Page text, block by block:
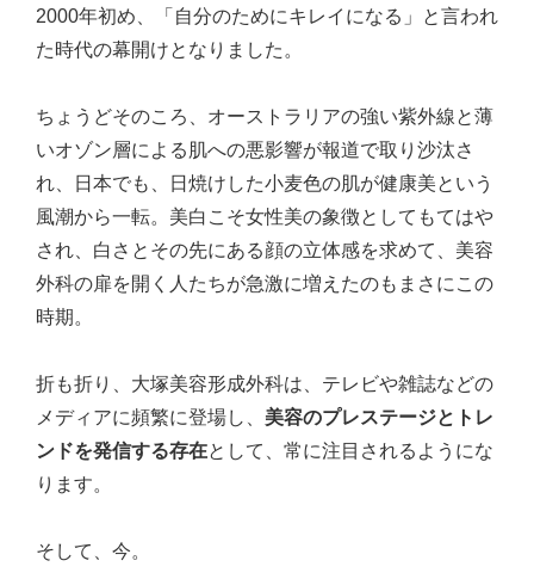
2000年初め、「自分のためにキレイになる」と言われ
た時代の幕開けとなりました。
ちょうどそのころ、オーストラリアの強い紫外線と薄
いオゾン層による肌への悪影響が報道で取り沙汰さ
れ、日本でも、日焼けした小麦色の肌が健康美という
風潮から一転。美白こそ女性美の象徴としてもてはや
され、白さとその先にある顔の立体感を求めて、美容
外科の扉を開く人たちが急激に増えたのもまさにこの
時期。
折も折り、大塚美容形成外科は、テレビや雑誌などの
メディアに頻繁に登場し、 美容のプレステージとトレ
ンドを発信する存在として、常に注目されるようにな
ります。
そして、今。